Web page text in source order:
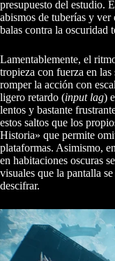
presupuesto del estudio.
abismos de tuberías y
balas contra la oscuridad
Lamentablemente, el
tropieza con fuerza en
romper la acción con
ligero retardo (input lag)
lentos y bastante
estos saltos que los
Historia» que permite
plataformas. Asimismo,
en habitaciones oscuras
visuales que la pantalla
descifrar.